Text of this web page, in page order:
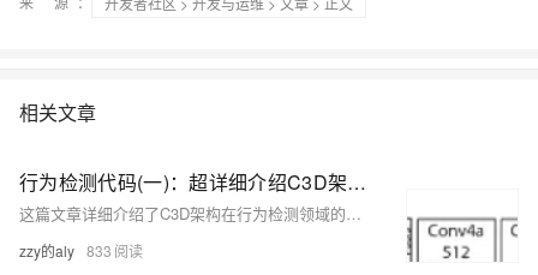
相关文章
行为检测代码(一)：超详细介绍C3D架构训练+测试步骤
这篇文章详细介绍了C3D架构在行为检测领域的应用，包括训练和测试步骤，使用UCF101数据集进行演示。
zzy的aly 833